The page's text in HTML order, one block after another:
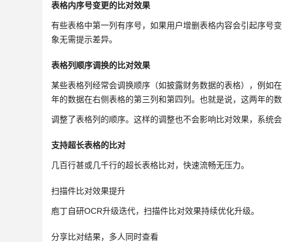
表格内序号变更的比对效果
有些表格中第一列有序号，如果用户增删表格内容会引起序号
象无需提示差异。
表格列顺序调换的比对效果
某些表格列经常会调换顺序（如披露财务数据的表格），例如
年的数据在右侧表格的第三列和第四列。也就是说，这两年的
调整了表格列的顺序。这样的调整也不会影响比对效果，系统
支持超长表格的比对
几百行甚或几千行的超长表格比对，快速流畅无压力。
扫描件比对效果提升
庖丁自研OCR升级迭代，扫描件比对效果持续优化升级。
分享比对结果，多人同时查看